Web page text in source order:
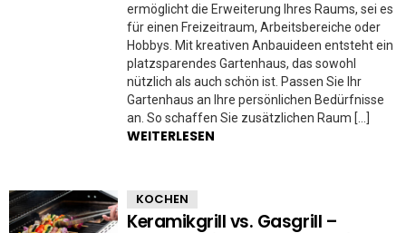
ermöglicht die Erweiterung Ihres Raums, sei es
für einen Freizeitraum, Arbeitsbereiche oder
Hobbys. Mit kreativen Anbauideen entsteht ein
platzsparendes Gartenhaus, das sowohl
nützlich als auch schön ist. Passen Sie Ihr
Gartenhaus an Ihre persönlichen Bedürfnisse
an. So schaffen Sie zusätzlichen Raum […]
WEITERLESEN
KOCHEN
Keramikgrill vs. Gasgrill –